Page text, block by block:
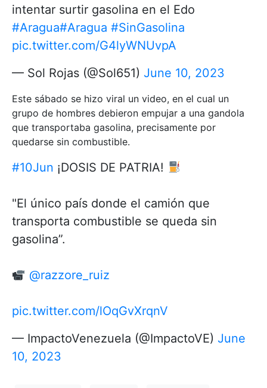
intentar surtir gasolina en el Edo
#Aragua#Aragua #SinGasolina
pic.twitter.com/G4lyWNUvpA
— Sol Rojas (@Sol651) June 10, 2023
Este sábado se hizo viral un video, en el cual un
grupo de hombres debieron empujar a una gandola
que transportaba gasolina, precisamente por
quedarse sin combustible.
#10Jun ¡DOSIS DE PATRIA!
"El único país donde el camión que
transporta combustible se queda sin
gasolina”.
@razzore_ruiz
pic.twitter.com/lOqGvXrqnV
— ImpactoVenezuela (@ImpactoVE) June
10, 2023